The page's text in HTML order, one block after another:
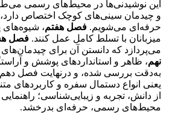
این نوشیدنی‌ها در محیط‌های رسمی
و چیدمان سینی‌های کوچک اختصاص دارد،
حرفه‌ای می‌شویم. فصل هفتم، شیوه‌های
میزبانان با تسلط کامل عمل کنند. فصل
می‌پردازد که دانستن آن برای
نهم، ظاهر و استانداردهای پوشش و
به‌دقت بررسی شده، و درنهایت فصل دهم
یعنی انواع دستمال سفره و کاربردهای
از دانش، تجربه و زیبایی‌شناسی؛
محیط‌های رسمی، حرفه‌ای بدرخشد.